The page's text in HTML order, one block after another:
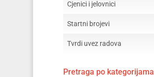
Cjenici i jelovnici
Startni brojevi
Tvrdi uvez radova
Pretraga po kategorijama